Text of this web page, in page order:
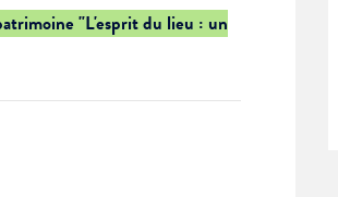
"L'esprit du lieu : un